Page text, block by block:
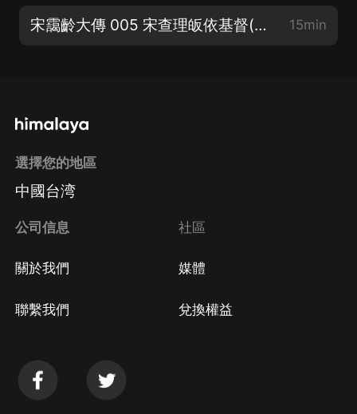
宋靄齡大傳 005 宋查理皈依基督(下) 15min
選擇您的地區
中國台湾
公司信息
關於我們
聯繫我們
社區
媒體
兌換權益